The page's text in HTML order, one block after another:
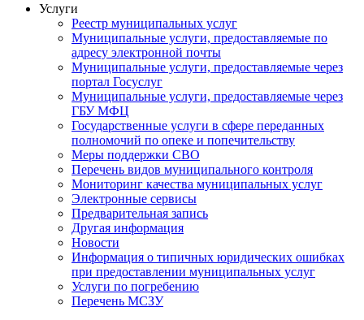
Услуги
Реестр муниципальных услуг
Муниципальные услуги, предоставляемые по
адресу электронной почты
Муниципальные услуги, предоставляемые через
портал Госуслуг
Муниципальные услуги, предоставляемые через
ГБУ МФЦ
Государственные услуги в сфере переданных
полномочий по опеке и попечительству
Меры поддержки СВО
Перечень видов муниципального контроля
Мониторинг качества муниципальных услуг
Электронные сервисы
Предварительная запись
Другая информация
Новости
Информация о типичных юридических ошибках
при предоставлении муниципальных услуг
Услуги по погребению
Перечень МСЗУ